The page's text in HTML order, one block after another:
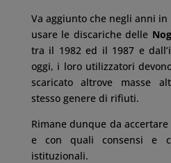
Va aggiunto che negli anni
usare le discariche delle
tra il 1982 ed il 1987 e
oggi, i loro utilizzatori
scaricato altrove masse
stesso genere di rifiuti.
Rimane dunque da
e con quali consensi e
istituzionali.